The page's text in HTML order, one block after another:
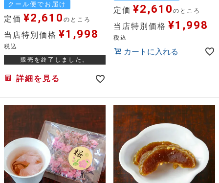
クール便でお届け
定価 ¥2,610 のところ
当店特別価格 ¥1,998
税込
販売を終了しました。
詳細を見る
定価 ¥2,610 のところ
当店特別価格 ¥1,998
税込
カートに入れる